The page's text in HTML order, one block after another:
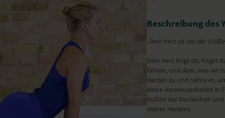
Beschreibung des
„Dein Herz ist von der
Dein Herz folgt dir, folgst
fühlen, und dem, was wir
Herzen zu und nähre es,
deine Herzenswahrheit in
Hüllen der Dunkelheit
deines Herzens